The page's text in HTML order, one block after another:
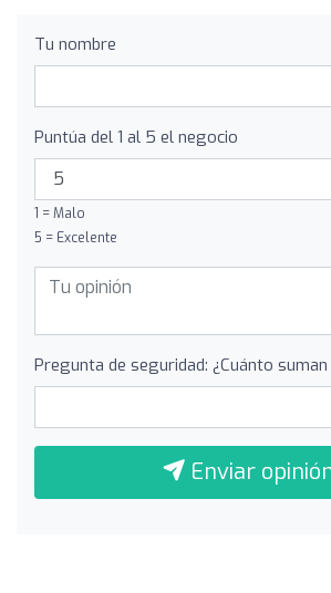
Tu nombre
Puntúa del 1 al 5 el negocio
1 = Malo
5 = Excelente
Pregunta de seguridad: ¿Cuánto suman
Enviar